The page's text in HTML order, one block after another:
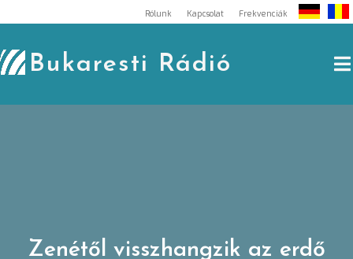
to
content
Rólunk Kapcsolat Frekvenciák
Bukaresti Rádió
Zenétől visszhangzik az erdő